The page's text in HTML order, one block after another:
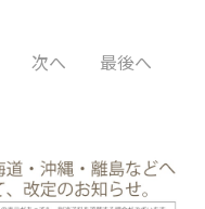
次へ 最後へ